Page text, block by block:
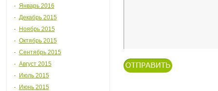
Январь 2016
Декабрь 2015
Ноябрь 2015
Октябрь 2015
Сентябрь 2015
Август 2015
Июль 2015
Июнь 2015